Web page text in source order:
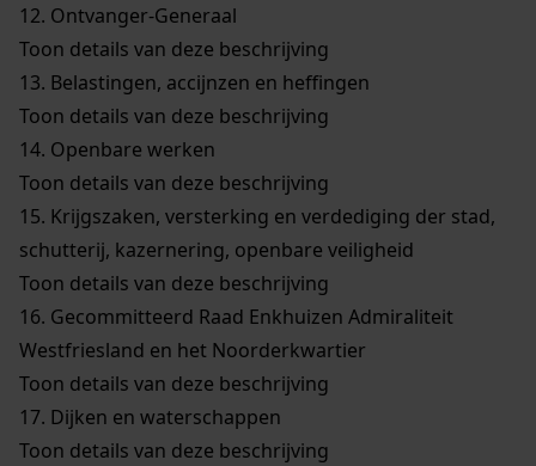
12. Ontvanger-Generaal
Toon details van deze beschrijving
13. Belastingen, accijnzen en heffingen
Toon details van deze beschrijving
14. Openbare werken
Toon details van deze beschrijving
15. Krijgszaken, versterking en verdediging der stad,
schutterij, kazernering, openbare veiligheid
Toon details van deze beschrijving
16. Gecommitteerd Raad Enkhuizen Admiraliteit
Westfriesland en het Noorderkwartier
Toon details van deze beschrijving
17. Dijken en waterschappen
Toon details van deze beschrijving